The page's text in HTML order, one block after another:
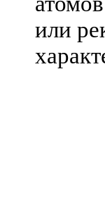
или